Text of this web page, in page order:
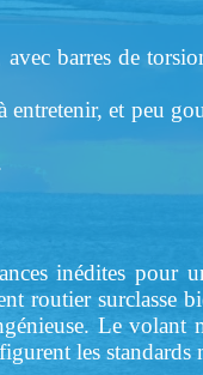
barres de
et peu
inédites pour
routier surclasse
Le volant
les standards